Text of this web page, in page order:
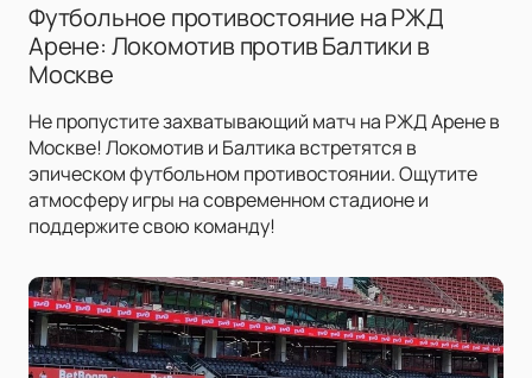
Футбольное противостояние на РЖД
Арене: Локомотив против Балтики в
Москве
Не пропустите захватывающий матч на РЖД Арене в
Москве! Локомотив и Балтика встретятся в
эпическом футбольном противостоянии. Ощутите
атмосферу игры на современном стадионе и
поддержите свою команду!